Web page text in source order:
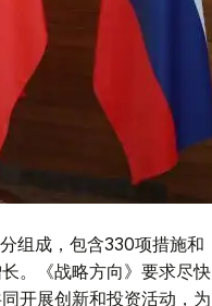
组成，包含330项措施和
。《战略方向》要求尽快
开展创新和投资活动，为